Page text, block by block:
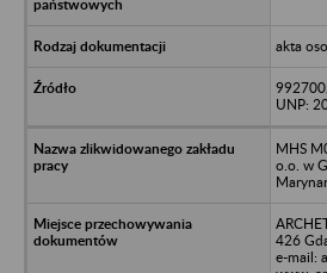
akta
UNP:
MHS
o.o. w
426
e-mail: